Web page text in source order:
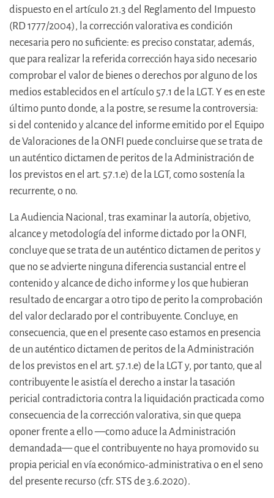
dispuesto en el artículo 21.3 del Reglamento del Impuesto
(RD 1777/2004), la corrección valorativa es condición
necesaria pero no suficiente: es preciso constatar, además,
que para realizar la referida corrección haya sido necesario
comprobar el valor de bienes o derechos por alguno de los
medios establecidos en el artículo 57.1 de la LGT. Y es en este
último punto donde, a la postre, se resume la controversia:
si del contenido y alcance del informe emitido por el Equipo
de Valoraciones de la ONFI puede concluirse que se trata de
un auténtico dictamen de peritos de la Administración de
los previstos en el art. 57.1.e) de la LGT, como sostenía la
recurrente, o no.
La Audiencia Nacional, tras examinar la autoría, objetivo,
alcance y metodología del informe dictado por la ONFI,
concluye que se trata de un auténtico dictamen de peritos y
que no se advierte ninguna diferencia sustancial entre el
contenido y alcance de dicho informe y los que hubieran
resultado de encargar a otro tipo de perito la comprobación
del valor declarado por el contribuyente. Concluye, en
consecuencia, que en el presente caso estamos en presencia
de un auténtico dictamen de peritos de la Administración
de los previstos en el art. 57.1.e) de la LGT y, por tanto, que al
contribuyente le asistía el derecho a instar la tasación
pericial contradictoria contra la liquidación practicada como
consecuencia de la corrección valorativa, sin que quepa
oponer frente a ello —como aduce la Administración
demandada— que el contribuyente no haya promovido su
propia pericial en vía económico-administrativa o en el seno
del presente recurso (cfr. STS de 3.6.2020).